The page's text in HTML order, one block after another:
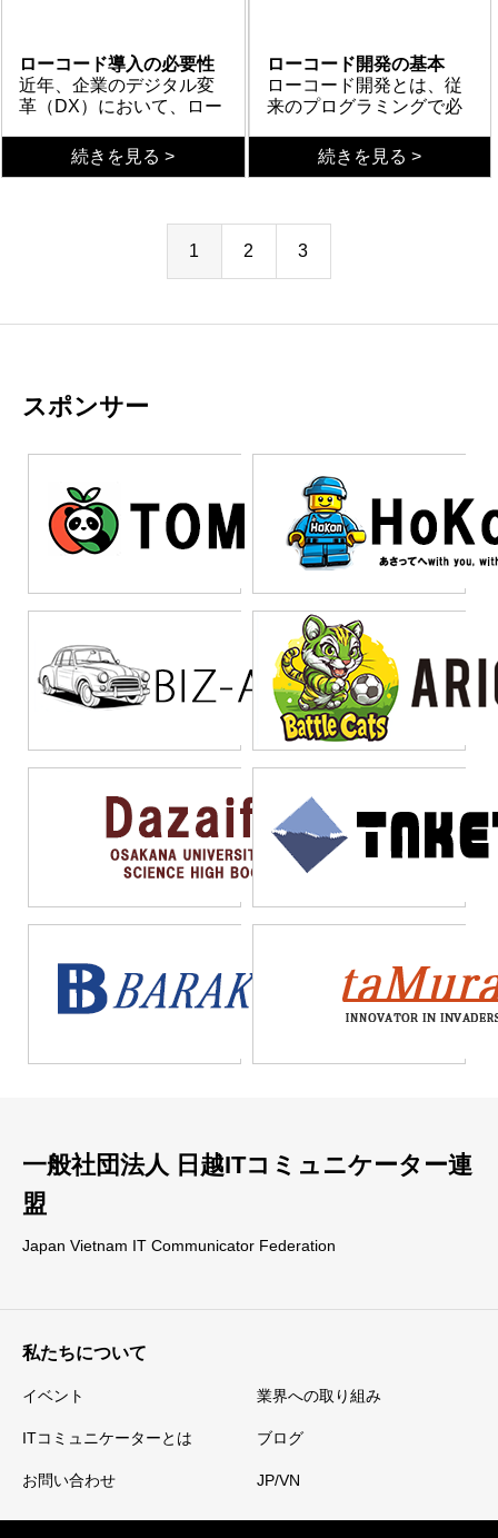
など、幅広いスキルセッ
トが求められる職種だか
らである。
など、それぞれに異なる
特徴があるため、プロジ
ェクトの要件に応じて最
適な選択をする判断力が
求められる。さらに、従
来のコーディングスキル
も完全に不要ではなく、
面では基礎的なプログラ
ミング知識が活用される
ためのソリューション設
計能力が必要である。ま
た、エンドユーザーの視
点に立ったUI/UX設計スキ
ルも欠かせない。使いや
すいインターフェースを
構築することで、システ
率化を実現できる。さら
に、組織内でのデジタル
変革を推進するための変
更管理スキルや、ステー
も重要な要素として挙げ
なるのである。
や既存ツールのアップデ
ートに対応するため、常
に最新情報をキャッチア
ップする能力が求められ
る。また、ローコード開
発はチーム作業が中心と
なるため、優れたコミュ
性も重要である。IT部門
だけでなく、業務部門や
経営層との連携を円滑に
進めるための調整力が必
的な視点でシステム運用
考慮した設計により、持
実現することが、真のロ
価値を発揮する鍵となる
だろう。
技術スキル、ビジネス理
解、コミュニケーション
能力、継続学習姿勢とい
う4つの柱が必要である。
これらのスキルを統合的
に身につけることで、企
業のデジタル変革を効果
る。単なる開発者を超え
た、ビジネスパートナー
としての価値提供が期待
される職種である。
用できる環境が整ってい
るといえるだろう。
スピードが格段に向上す
る。さらに、専門的なプ
ログラミング知識がなく
ても、現場の業務を理解
している社員が直接シス
テム構築に参加できるた
め、真にビジネスニーズ
ョンが生まれるのであ
る。
なる。第二に、小さく始
めて段階的に拡大するア
プローチを取っているこ
とである。いきなり基幹
システムを刷新するので
はなく、顧客管理や在庫
管理など特定の業務から
ねている。第三に、社内
のキーパーソンをローコ
ード開発の推進役として
育成し、継続的な改善サ
とが挙げられる。これら
上回る成果を生み出せる
可能性を秘めている。従
来のシステム開発では不
可能だった「現場主導の
デジタル化」が実現し、
真の意味でのDX推進が可
能となる。重要なのは、
ず一歩を踏み出すこと
だ。小さな成功体験から
始めて、徐々に範囲を拡
大していけば、必ず大き
ードは、限られた予算と
人材でも効果的なシステ
ム開発を実現できる革新
的なソリューションであ
る。コスト削減、開発期
間短縮、現場主導の改善
という三つの大きなメリ
アプローチで導入を進め
ることが成功の鍵とな
る。デジタル変革は大企
業だけの特権ではないの
ローコード導入の必要性
近年、企業のデジタル変
革（DX）において、ロー
の活用が急速に広がって
いる。従来の開発手法で
という課題が深刻化して
いるためである。特に日
から、ローコード開発は
単なる開発手法の一つで
目されているのである。
導入メリット
ローコード導入により得
ラミングで数ヶ月かかっ
ていたアプリケーション
者でも、簡単なアプリケ
ーションを自ら構築でき
に、クラウドベースのプ
ラットフォームが多いた
め、インフラ構築コスト
も削減でき、総所有コス
非常に魅力的な選択肢と
なっている。これらの要
で、企業の競争力強化に
直結する効果が期待でき
る。
一方で、すべてのプロジ
ェクトにローコードが適
な業務アプリケーション
や社内ツールには適して
ムや、大量のデータ処理
を行うシステムでは従来
の開発手法が望ましい場
合もある。また、既存シ
将来的な拡張性も重要な
判断要素となる。組織の
ンス体制の整備状況も考
慮すべきポイントであ
る。これらの観点を総合
ずは小規模なパイロット
プロジェクトから始め、
とを推奨する。同時に、
適切なガバナンス体制の
構築と、セキュリティポ
リシーの策定も不可欠で
チームとローコード開発
チームの連携体制を整備
サポートを確保すること
が成功の鍵となる。さら
に、継続的な教育プログ
り組みにより、DXの目標
達成により近づくことが
できるだろう。
まとめ
DXプロジェクトにおける
プローチにより大きな成
果をもたらす。開発スピ
ード、コスト効率、技術
者不足への対応という観
って有効な選択肢となっ
ている。成功の鍵は段階
ス体制の構築にある。
続きを見る >
ローコード開発の基本
ローコード開発とは、従
来のプログラミングで必
述を大幅に削減し、視覚
的なインターフェースを
や設定画面を使って、ま
るでパズルのピースを組
ない。
注目される背景
現代企業が直面するデジ
ている。しかし、IT人材
不足は深刻化しており、
ーコード開発が注目を集
めている。市民開発者と
呼ばれる現場担当者が直
接システムを構築するこ
とで、真にビジネスニー
ズに合致したソリューシ
ョンを素早く提供できる
のである。
ローコード開発の最大の
メリットは開発スピード
に、ビジネス要求の変化
に応じて素早く修正・拡
張が可能で、従来のシス
テムのように大規模な改
修を必要としない。ユー
ザー自身が開発に関わる
ことで、仕様の齟齬が生
じにくく、より実用的な
システムが構築できる点
も大きな魅力である。運
用保守も簡単で、長期的
なTCO削減にも貢献す
る。
なシステムには向かな
い。また、開発者のスキ
ルレベルに応じた段階的
な導入が必要で、いきな
り複雑なシステムから始
めると失敗リスクが高ま
る。セキュリティやガバ
ナンスの観点から、適切
な開発ルールやレビュー
プロセスの確立も欠かせ
ない。さらに、従来のIT
部門との連携体制を構築
し、技術的なサポート体
が実現できる。
ドの向上、コスト削減、
そして現場主導でのシス
テム構築を可能にする。
ただし、適切な用途選択
と段階的な導入アプロー
チが成功の鍵となる。企
業の競争力向上のため、
ローコード活用を検討し
てみてはいかがだろう
か。
続きを見る >
1 2 3
スポンサー
一般社団法人 日越ITコミュニケーター連
盟
Japan Vietnam IT Communicator Federation
私たちについて
イベント 業界への取り組み
ITコミュニケーターとは ブログ
お問い合わせ JP/VN